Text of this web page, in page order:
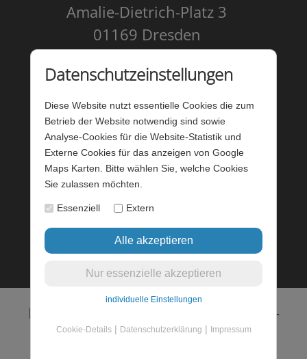
Amalie-Dietrich-Platz 3
01169 Dresden
Kontakt
Datenschutz
Barrierefreiheit
Barriere melden
Startseite
Login
Layout & Programmierung © 2022 -
2026 www.werbeagentur-wuest.de
Datenschutzeinstellungen
Diese Website nutzt essentielle Cookies die zum
Betrieb der Website notwendig sind sowie
Analyse-Cookies für die Website-Statistik und
Externe Cookies für das anzeigen von Google
Maps Karten. Bitte wählen Sie, welche Cookies
Sie zulassen möchten.
Essenziell Extern
individuelle Einstellungen
Cookie-Details| Datenschutzerklärung | Impressum